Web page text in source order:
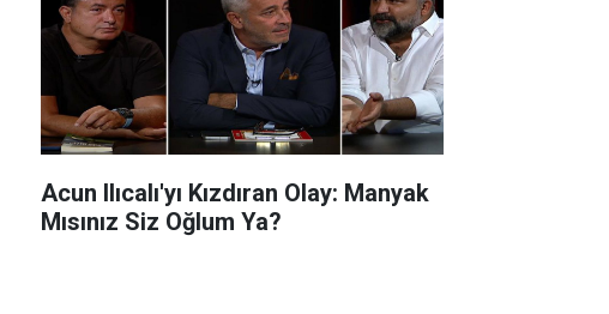
Acun Ilıcalı'yı Kızdıran Olay: Manyak
Mısınız Siz Oğlum Ya?